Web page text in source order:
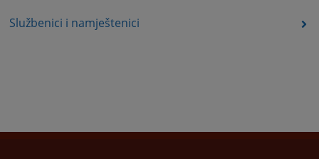
Službenici i namještenici